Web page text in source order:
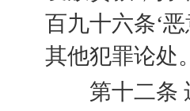
百九十六条‘
其他犯罪论处
第十二条 违